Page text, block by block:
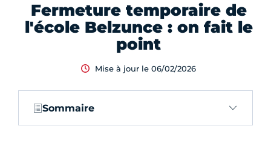
Fermeture temporaire de
l'école Belzunce : on fait le
point
Mise à jour le 06/02/2026
Sommaire